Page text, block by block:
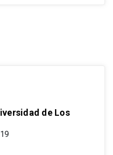
de Los